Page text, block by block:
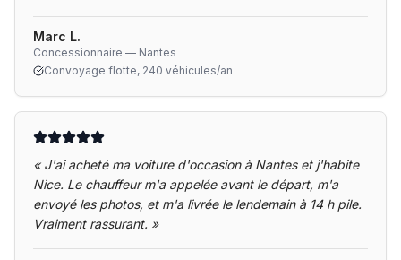
Marc L.
Concessionnaire — Nantes
Convoyage flotte, 240 véhicules/an
« J'ai acheté ma voiture d'occasion à Nantes et j'habite
Nice. Le chauffeur m'a appelée avant le départ, m'a
envoyé les photos, et m'a livrée le lendemain à 14 h pile.
Vraiment rassurant. »